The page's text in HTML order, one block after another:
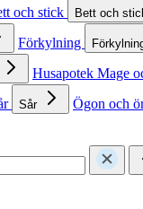
och stick Bett och
Förkylning
Husapotek Mage
Sår Ögon och